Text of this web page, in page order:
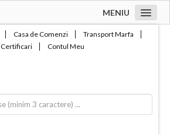
MENIU
Casa de Comenzi
Transport Marfa
Certificari
Contul Meu